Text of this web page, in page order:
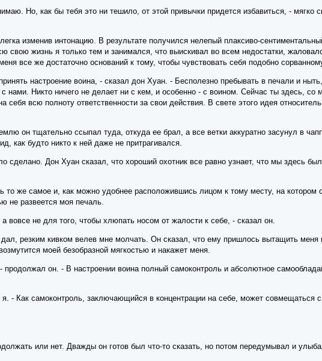
Но, как бы тебя это ни тешило, от этой привычки придется избавиться, - мягко
изменив интонацию. В результате получился нелепый плаксиво-
свою жизнь я только тем и занимался, что выискивал во всем недостатки,
все же достаточно оснований к тому, чтобы чувствовать себя подобно
настроение воина, - сказал дон Хуан. - Бесполезно пребывать в печали и
с нами. Никто ничего не делает ни с кем, и особенно - с воином. Сейчас ты здесь,
всю полноту ответственности за свои действия. В свете этого идея
он тщательно ссыпал туда, откуда ее брал, а все ветки аккуратно засунул в
как будто никто к ней даже не притрагивался.
сделано. Дон Хуан сказал, что хороший охотник все равно узнает, что мы здесь
то же самое и, как можно удобнее расположившись лицом к тому месту, на котором
не развеется моя печаль.
вовсе не для того, чтобы хлюпать носом от жалости к себе, - сказал он.
резким кивком велев мне молчать. Он сказал, что ему пришлось вытащить меня
моей безобразной мягкостью и накажет меня.
он. - В настроении воина полный самоконтроль и абсолютное
- Как самоконтроль, заключающийся в концентрации на себе, может совмещаться
или нет. Дважды он готов был что-то сказать, но потом передумывал и